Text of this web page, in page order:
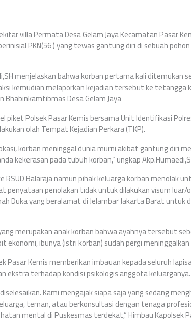
villa Permata Desa Gelam Jaya Kecamatan Pasar
PKN(56 ) yang tewas gantung diri di sebuah
menjelaskan bahwa korban pertama kali ditemukan
kemudian melaporkan kejadian tersebut ke tetangga
Desa Gelam Jaya
piket Polsek Pasar Kemis bersama Unit Identifikasi
olah Tempat Kejadian Perkara (TKP).
korban meninggal dunia murni akibat gantung diri
kekerasan pada tubuh korban,” ungkap
RSUD Balaraja namun pihak keluarga korban menolak
penolakan tidak untuk dilakukan visum luar/
Duka yang beralamat di Jelambar Jakarta Barat untuk
merupakan anak korban bahwa ayahnya tersebut
ibunya (istri korban) sudah pergi
Pasar Kemis memberikan imbauan kepada seluruh
ekstra terhadap kondisi psikologis anggota keluarganya.
Kami mengajak siapa saja yang sedang
teman, atau berkonsultasi dengan tenaga
mental di Puskesmas terdekat,” Himbau Kapolsek